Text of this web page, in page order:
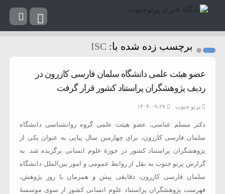
برچسب زده شده با: ISC
عضو هیئت علمی دانشگاه سلمان فارسی کازرون در
ردیف پژوهشگران پراستناد کشور قرار گرفت
پرتو جنوب ۱۴۰۴-۰۹-۲۷
دکتر مسلم عباسی، عضو هیئت علمی گروه روانشناسی دانشگاه
سلمان فارسی کازرون، برای چهارمین سال پیاپی به عنوان یکی از
پژوهشگران پراستناد کشور در حوزۀ علوم انسانی برگزیده شد. به
گزارش پرتو جنوب به نقل از روابط عمومی و امور بین‌الملل دانشگاه
سلمان فارسی کازرون، دقایقی پیش و همزمان با روز پژوهش،
فهرست پژوهشگران پراستناد علوم انسانی کشور از سوی موسسۀ